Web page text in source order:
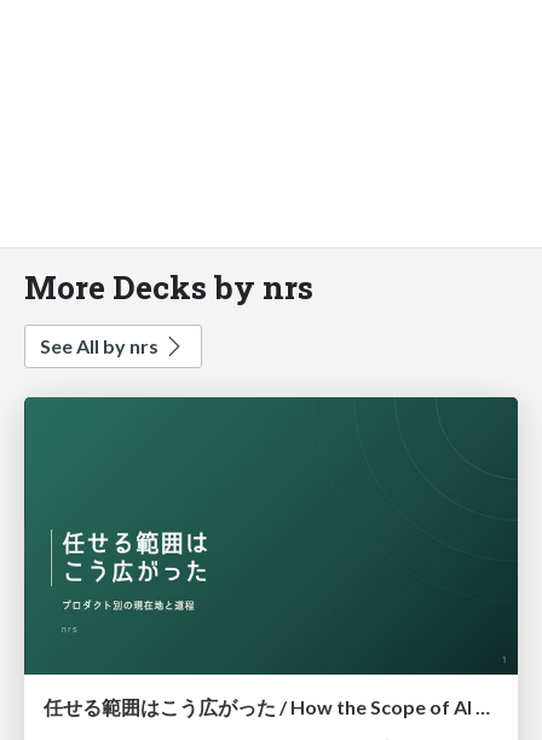
More Decks by nrs
See All by nrs
任せる範囲はこう広がった / How the Scope of AI Delegation Has Expanded